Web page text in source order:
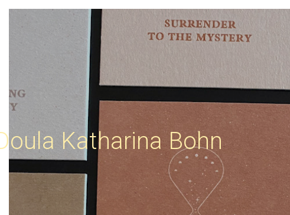
Katharina Bohn